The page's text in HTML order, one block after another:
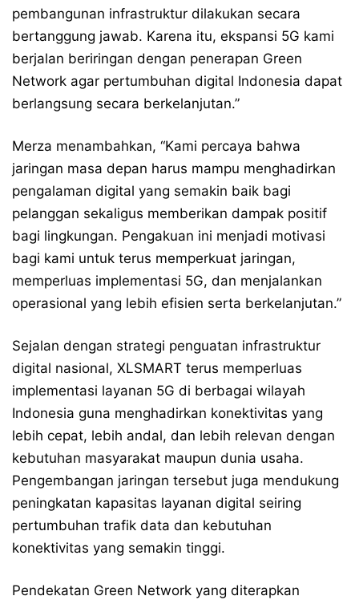
pembangunan infrastruktur dilakukan secara
bertanggung jawab. Karena itu, ekspansi 5G kami
berjalan beriringan dengan penerapan Green
Network agar pertumbuhan digital Indonesia dapat
berlangsung secara berkelanjutan.”
Merza menambahkan, “Kami percaya bahwa
jaringan masa depan harus mampu menghadirkan
pengalaman digital yang semakin baik bagi
pelanggan sekaligus memberikan dampak positif
bagi lingkungan. Pengakuan ini menjadi motivasi
bagi kami untuk terus memperkuat jaringan,
memperluas implementasi 5G, dan menjalankan
operasional yang lebih efisien serta berkelanjutan.”
Sejalan dengan strategi penguatan infrastruktur
digital nasional, XLSMART terus memperluas
implementasi layanan 5G di berbagai wilayah
Indonesia guna menghadirkan konektivitas yang
lebih cepat, lebih andal, dan lebih relevan dengan
kebutuhan masyarakat maupun dunia usaha.
Pengembangan jaringan tersebut juga mendukung
peningkatan kapasitas layanan digital seiring
pertumbuhan trafik data dan kebutuhan
konektivitas yang semakin tinggi.
Pendekatan Green Network yang diterapkan